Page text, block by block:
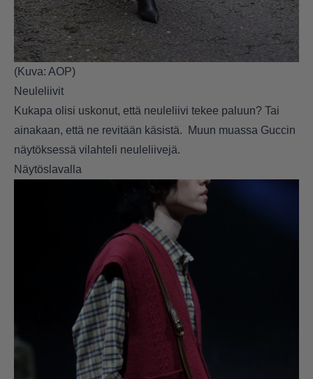
(Kuva: AOP)
Neuleliivit
Kukapa olisi uskonut, että neuleliivi tekee paluun? Tai
ainakaan, että ne revitään käsistä. Muun muassa Guccin
näytöksessä vilahteli neuleliivejä.
Näytöslavalla